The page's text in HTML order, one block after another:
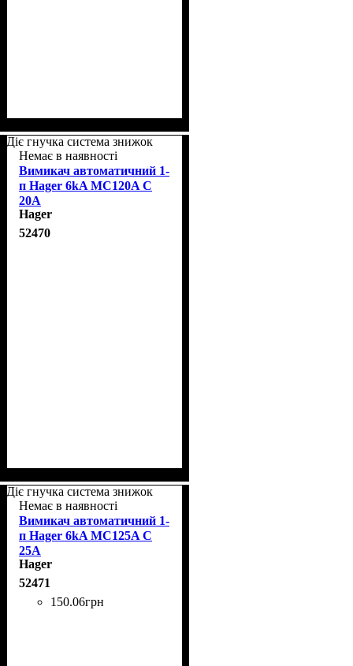
Діє гнучка система знижок
Немає в наявності
Вимикач автоматичний 1-
п Hager 6kA MC120A C
20A
Hager
52470
Діє гнучка система знижок
Немає в наявності
Вимикач автоматичний 1-
п Hager 6kA MC125A C
25A
Hager
52471
150.06грн